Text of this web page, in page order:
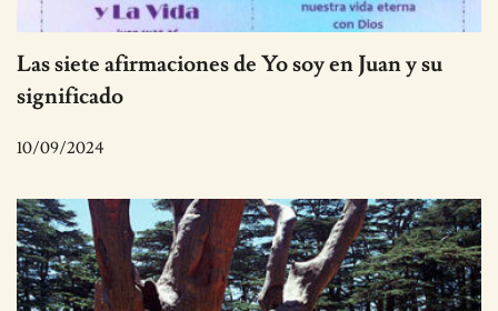
Las siete afirmaciones de Yo soy en Juan y su
significado
10/09/2024